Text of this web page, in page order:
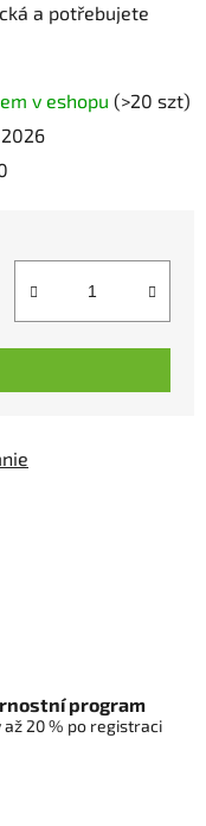
a potřebujete
v eshopu (>20 szt)
2026
program
až 20 % po registraci